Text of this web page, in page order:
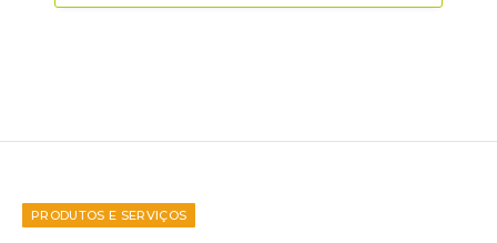
PRODUTOS E SERVIÇOS